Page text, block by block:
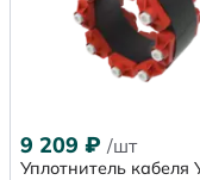
9 209 ₽ /шт
Уплотнитель кабеля